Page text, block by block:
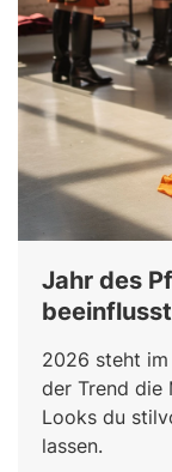
Jahr des
2026 steht
der Trend die
Looks du
lassen.